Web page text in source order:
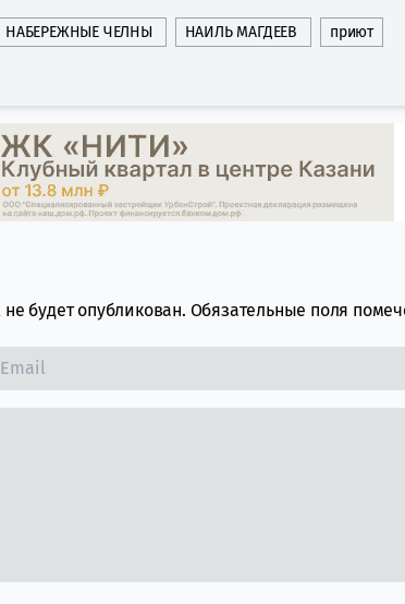
НАБЕРЕЖНЫЕ ЧЕЛНЫ НАИЛЬ МАГДЕЕВ приют
будет опубликован. Обязательные поля